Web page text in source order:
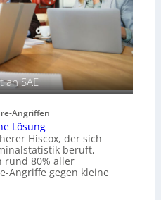
SAE
Angriffen
Lösung
Hiscox, der sich
beruft,
rund 80% aller
Angriffe gegen kleine